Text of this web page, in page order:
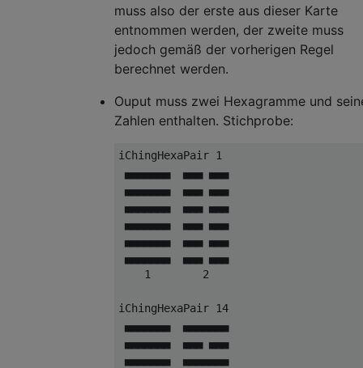
muss also der erste aus dieser Karte
entnommen werden, der zweite muss
jedoch gemäß der vorherigen Regel
berechnet werden.
Ouput muss zwei Hexagramme und
Zahlen enthalten. Stichprobe:
iChingHexaPair 1
▄▄▄▄▄▄▄  ▄▄▄ ▄▄▄
▄▄▄▄▄▄▄  ▄▄▄ ▄▄▄
▄▄▄▄▄▄▄  ▄▄▄ ▄▄▄
▄▄▄▄▄▄▄  ▄▄▄ ▄▄▄
▄▄▄▄▄▄▄  ▄▄▄ ▄▄▄
▄▄▄▄▄▄▄  ▄▄▄ ▄▄▄
    1        2
iChingHexaPair 14
▄▄▄▄▄▄▄  ▄▄▄▄▄▄▄
▄▄▄▄▄▄▄  ▄▄▄ ▄▄▄
▄▄▄▄▄▄▄  ▄▄▄▄▄▄▄